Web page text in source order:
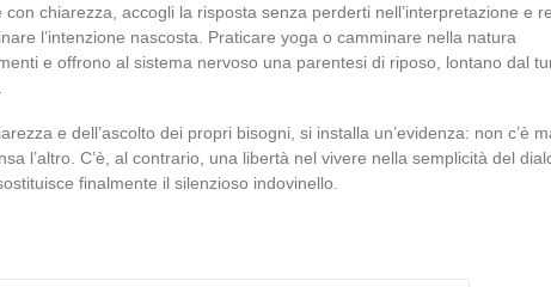
chiarezza, accogli la risposta senza perderti nell’interpretazione e
l’intenzione nascosta. Praticare yoga o camminare nella natura
e offrono al sistema nervoso una parentesi di riposo, lontano dal
e dell’ascolto dei propri bisogni, si installa un’evidenza: non c’è
l’altro. C’è, al contrario, una libertà nel vivere nella semplicità del
finalmente il silenzioso indovinello.